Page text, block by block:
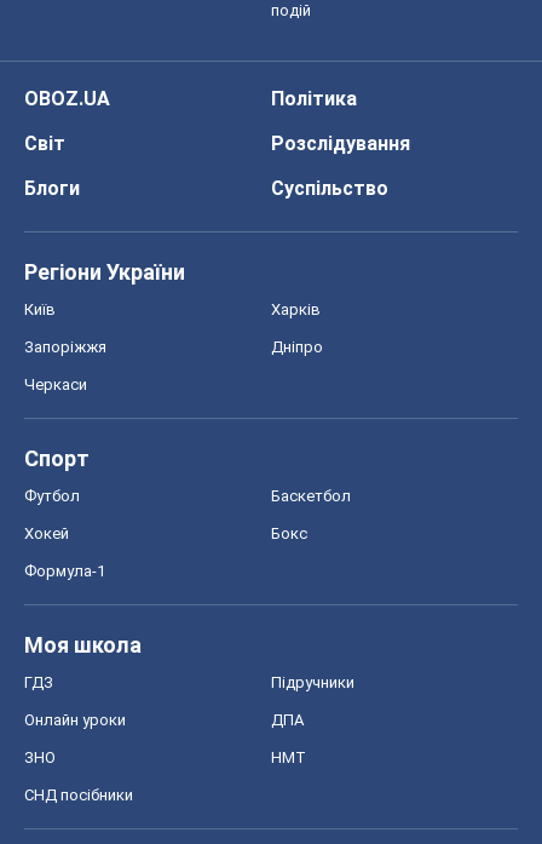
подій
OBOZ.UA
Політика
Світ
Розслідування
Блоги
Суспільство
Регіони України
Київ Харків
Запоріжжя Дніпро
Черкаси
Спорт
Футбол Баскетбол
Хокей Бокс
Формула-1
Моя школа
ГДЗ Підручники
Онлайн уроки ДПА
ЗНО НМТ
СНД посібники